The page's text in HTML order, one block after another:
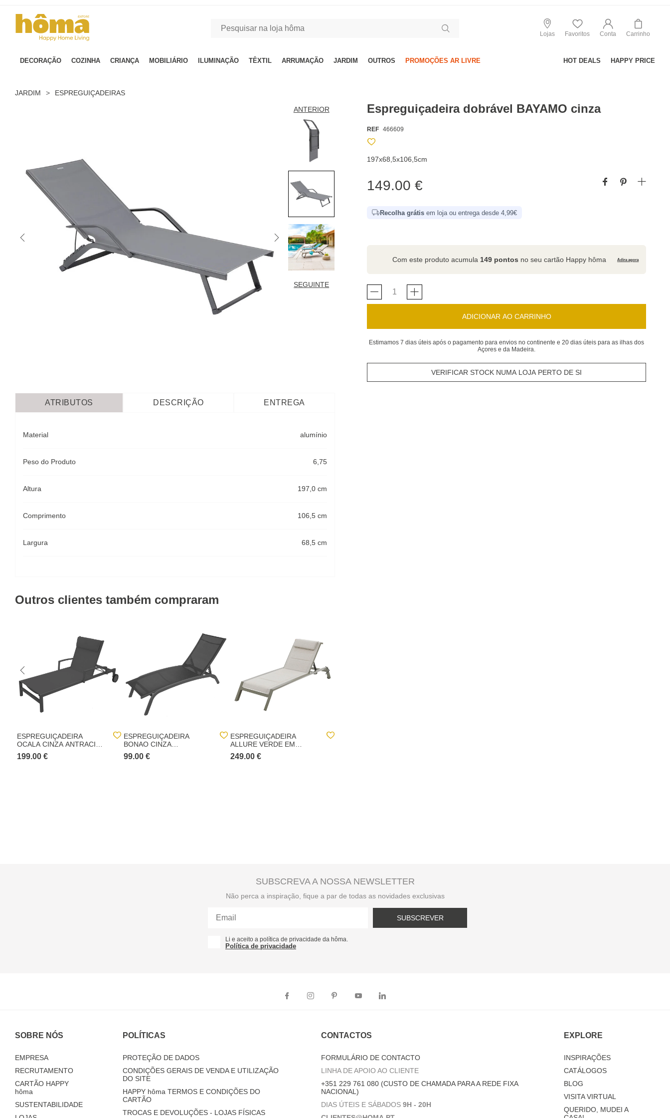
Lojas Favoritos Conta Carrinho
DECORAÇÃO COZINHA CRIANÇA MOBILIÁRIO ILUMINAÇÃO TÊXTIL ARRUMAÇÃO JARDIM OUTROS PROMOÇÕES AR LIVRE HOT DEALS HAPPY PRICE
JARDIM > ESPREGUIÇADEIRAS
ANTERIOR
SEGUINTE
Espreguiçadeira dobrável BAYAMO cinza
REF 466609
197x68,5x106,5cm
149.00 €
Recolha grátis em loja ou entrega desde 4,99€
Com este produto acumula 149 pontos no seu cartão Happy hôma Adira agora
ADICIONAR AO CARRINHO
Estimamos 7 dias úteis após o pagamento para envios no continente e 20 dias úteis para as ilhas dos
Açores e da Madeira.
VERIFICAR STOCK NUMA LOJA PERTO DE SI
ATRIBUTOS DESCRIÇÃO ENTREGA
Material alumínio
Peso do Produto 6,75
Altura 197,0 cm
Comprimento 106,5 cm
Largura 68,5 cm
Outros clientes também compraram
ESPREGUIÇADEIRA
OCALA CINZA ANTRACITE
E GRAPHITE
199.00 €
ESPREGUIÇADEIRA
BONAO CINZA
ANTRACITE
99.00 €
ESPREGUIÇADEIRA
ALLURE VERDE EM
ALUMÍNIO
249.00 €
SUBSCREVA A NOSSA NEWSLETTER
Não perca a inspiração, fique a par de todas as novidades exclusivas
SUBSCREVER
Li e aceito a política de privacidade da hôma.
Política de privacidade
SOBRE NÓS
EMPRESA
RECRUTAMENTO
CARTÃO HAPPY
hôma
SUSTENTABILIDADE
POLÍTICAS
PROTEÇÃO DE DADOS
CONDIÇÕES GERAIS DE VENDA E UTILIZAÇÃO
DO SITE
HAPPY hôma TERMOS E CONDIÇÕES DO
CARTÃO
TROCAS E DEVOLUÇÕES - LOJAS FÍSICAS
CONTACTOS
FORMULÁRIO DE CONTACTO
LINHA DE APOIO AO CLIENTE
+351 229 761 080 (CUSTO DE CHAMADA PARA A REDE FIXA
NACIONAL)
DIAS ÚTEIS E SÁBADOS 9H - 20H
EXPLORE
INSPIRAÇÕES
CATÁLOGOS
BLOG
VISITA VIRTUAL
QUERIDO, MUDEI A